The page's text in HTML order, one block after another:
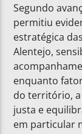
Segundo
permitiu
estratégica
Alentejo,
enquanto
do território, a
justa e
em particular